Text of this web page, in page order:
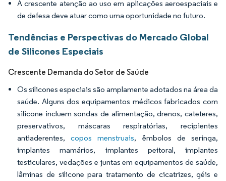
A crescente atenção ao uso em aplicações aeroespaciais e
de defesa deve atuar como uma oportunidade no futuro.
Tendências e Perspectivas do Mercado Global
de Silicones Especiais
Crescente Demanda do Setor de Saúde
Os silicones especiais são amplamente adotados na área da
saúde. Alguns dos equipamentos médicos fabricados com
silicone incluem sondas de alimentação, drenos, cateteres,
preservativos, máscaras respiratórias, recipientes
antiaderentes,copos menstruais, êmbolos de seringa,
implantes mamários, implantes peitoral, implantes
testiculares, vedações e juntas em equipamentos de saúde,
lâminas de silicone para tratamento de cicatrizes, géis e